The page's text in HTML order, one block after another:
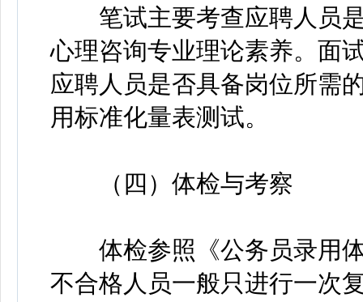
笔试主要考查应聘人员是
心理咨询专业理论素养。面
应聘人员是否具备岗位所需
用标准化量表测试。
（四）体检与考察
体检参照《公务员录用体
不合格人员一般只进行一次